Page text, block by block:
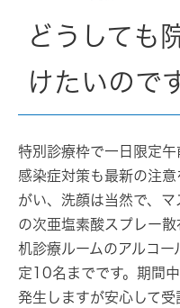
どうしても
けたいので
特別診療枠で一日限定午
感染症対策も最新の注
がい、洗顔は当然で、
の次亜塩素酸スプレー散
机診療ルームのアルコ
定10名までです。期間
発生しますが安心して受